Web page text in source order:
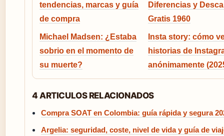
tendencias, marcas y guía
de compra
Diferencias y
Gratis 1960
Michael Madsen: ¿Estaba
sobrio en el momento de
su muerte?
Insta story: cómo
historias de
anónimamente
4 ARTICULOS RELACIONADOS
Compra SOAT en Colombia: guía rápida y segura
Argelia: seguridad, coste, nivel de vida y guía de